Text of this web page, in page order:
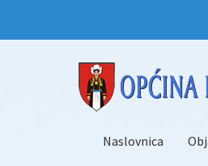
Naslovnica